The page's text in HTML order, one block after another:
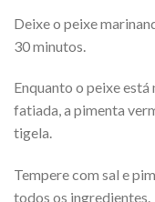
Deixe o peixe
30 minutos.
Enquanto o peixe
fatiada, a pimenta
tigela.
Tempere com sal e
todos os ingredientes.